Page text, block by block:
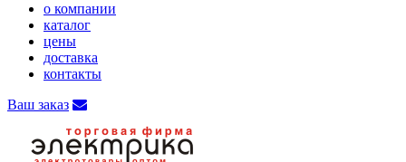
о компании
каталог
цены
доставка
контакты
Ваш заказ